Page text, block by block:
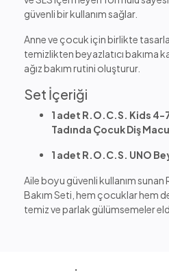
güvenli bir kullanım sağlar.
Anne ve çocuk için birlikte
temizlikten beyazlatıcı bakıma
ağız bakım rutini oluşturur.
Set İçeriği
1 adet R.O.C.S. Kids 4-7
Tadında Çocuk Diş
1 adet R.O.C.S. UNO
Aile boyu güvenli kullanım
Bakım Seti, hem çocuklar hem
temiz ve parlak gülümsemeler